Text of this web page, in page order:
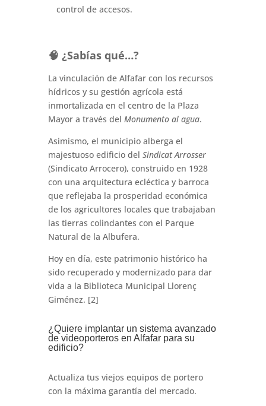
control de accesos.
🧠 ¿Sabías qué…?
La vinculación de Alfafar con los recursos
hídricos y su gestión agrícola está
inmortalizada en el centro de la Plaza
Mayor a través del Monumento al agua.
Asimismo, el municipio alberga el
majestuoso edificio del Sindicat Arrosser
(Sindicato Arrocero), construido en 1928
con una arquitectura ecléctica y barroca
que reflejaba la prosperidad económica
de los agricultores locales que trabajaban
las tierras colindantes con el Parque
Natural de la Albufera.
Hoy en día, este patrimonio histórico ha
sido recuperado y modernizado para dar
vida a la Biblioteca Municipal Llorenç
Giménez. [2]
¿Quiere implantar un sistema avanzado
de videoporteros en Alfafar para su
edificio?
Actualiza tus viejos equipos de portero
con la máxima garantía del mercado.